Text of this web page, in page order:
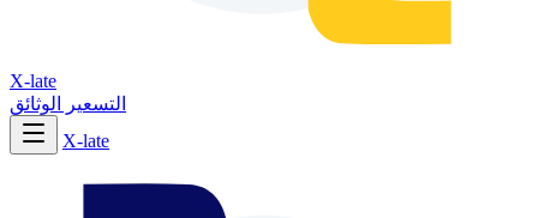
X-late
التسعير
الوثائق
X-late